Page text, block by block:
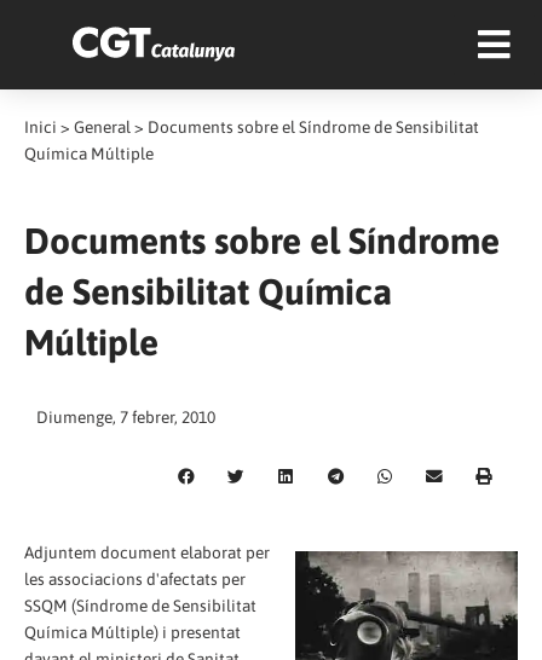
Inici > General > Documents sobre el Síndrome de Sensibilitat
Química Múltiple
Documents sobre el Síndrome
de Sensibilitat Química
Múltiple
Diumenge, 7 febrer, 2010
Adjuntem document elaborat per
les associacions d'afectats per
SSQM (Síndrome de Sensibilitat
Química Múltiple) i presentat